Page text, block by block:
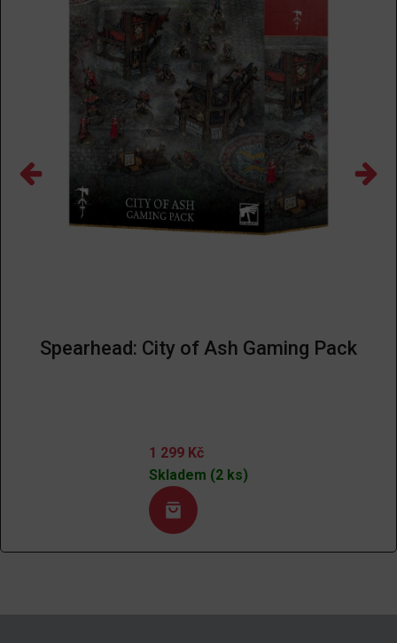
Spearhead: City of Ash Gaming Pack
1 299 Kč
Skladem (2 ks)